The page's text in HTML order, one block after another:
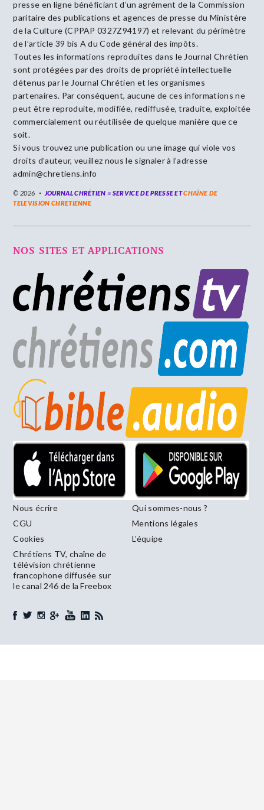
presse en ligne bénéficiant d’un agrément de la Commission
paritaire des publications et agences de presse du Ministère
de la Culture (CPPAP 0327Z94197) et relevant du périmètre
de l’article 39 bis A du Code général des impôts.
Toutes les informations reproduites dans le Journal Chrétien
sont protégées par des droits de propriété intellectuelle
détenus par le Journal Chrétien et les organismes
partenaires. Par conséquent, aucune de ces informations ne
peut être reproduite, modifiée, rediffusée, traduite, exploitée
commercialement ou réutilisée de quelque manière que ce
soit.
Si vous trouvez une publication ou une image qui viole vos
droits d’auteur, veuillez nous le signaler à l’adresse
admin@chretiens.info
© 2026 JOURNAL CHRÉTIEN = SERVICE DE PRESSE ETCHAÎNE DE
TELEVISION CHRETIENNE
NOS SITES ET APPLICATIONS
Nous écrire
Qui sommes-nous ?
CGU
Mentions légales
Cookies
L’équipe
Chrétiens TV, chaîne de
télévision chrétienne
francophone diffusée sur
le canal 246 de la Freebox